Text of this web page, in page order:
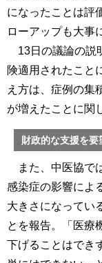
になったことは評
ローアップも大事
13日の議論の説
険適用されたこと
え方は、症例の集
が増えたことに関
財政的な支援を要
また、中医協で
感染症の影響によ
大きさになってい
とを報告。「医療
下げることはでき